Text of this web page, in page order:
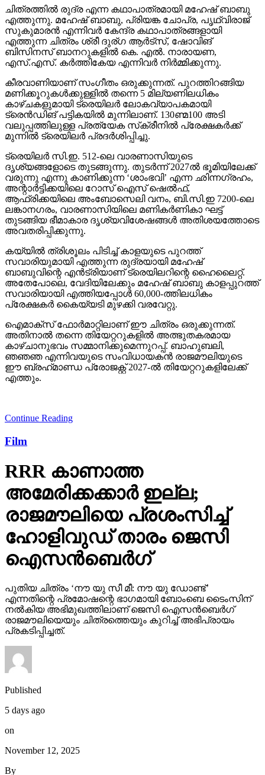
ചിത്രത്തില്‍ രുദ്ര എന്ന കഥാപാത്രമായി മഹേഷ് ബാബു
എത്തുന്നു. മഹേഷ് ബാബു, പ്രിയങ്ക ചോപ്ര, പൃഥ്വിരാജ്
സുകുമാരന്‍ എന്നിവര്‍ കേന്ദ്ര കഥാപാത്രങ്ങളായി
എത്തുന്ന ചിത്രം ശ്രീ ദുര്ഗ ആര്‍ട്‌സ്, ഷോവിങ്
ബിസിനസ് ബാനറുകളില്‍ കെ. എല്‍. നാരായണ,
എസ്.എസ്. കര്‍ത്തികേയ എന്നിവര്‍ നിര്‍മ്മിക്കുന്നു.
കീരവാണിയാണ് സംഗീതം ഒരുക്കുന്നത്. പുറത്തിറങ്ങിയ
മണിക്കൂറുകള്‍ക്കുള്ളില്‍ തന്നെ 5 മില്യണിലധികം
കാഴ്ചകളുമായി ട്രെയിലര്‍ ലോകവ്യാപകമായി
ട്രെന്‍ഡിങ് പട്ടികയില്‍ മുന്നിലാണ്. 130ണ്മ100 അടി
വലുപ്പത്തിലുള്ള പ്രത്യേക സ്‌ക്രീനില്‍ പ്രേക്ഷകര്‍ക്ക്
മുന്നില്‍ ട്രെയിലര്‍ പ്രദര്‍ശിപ്പിച്ചു.
ട്രെയിലര്‍ സി.ഇ. 512-ലെ വാരണാസിയുടെ
ദൃശ്യങ്ങളോടെ തുടങ്ങുന്നു. തുടര്‍ന്ന് 2027ല്‍ ഭൂമിയിലേക്ക്
വരുന്നു എന്നു കാണിക്കുന്ന ‘ശാംഭവി’ എന്ന ഛിന്നഗ്രഹം,
അന്റാര്‍ട്ടിക്കയിലെ റോസ് ഐസ് ഷെല്‍ഫ്,
ആഫ്രിക്കയിലെ അംബോസെലി വനം, ബി.സി.ഇ 7200-ലെ
ലങ്കാനഗരം, വാരണാസിയിലെ മണികര്‍ണികാ ഘട്ട്
തുടങ്ങിയ ഭീമാകാര ദൃശ്യവിശേഷങ്ങള്‍ അതിശയത്തോടെ
അവതരിപ്പിക്കുന്നു.
കയ്യില്‍ ത്രിശൂലം പിടിച്ച് കാളയുടെ പുറത്ത്
സവാരിയുമായി എത്തുന്ന രുദ്രയായി മഹേഷ്
ബാബുവിന്റെ എന്‍ട്രിയാണ് ട്രെയിലറിന്റെ ഹൈലൈറ്റ്.
അതേപോലെ, വേദിയിലേക്കും മഹേഷ് ബാബു കാളപ്പുറത്ത്
സവാരിയായി എത്തിയപ്പോള്‍ 60,000-ത്തിലധികം
പ്രേക്ഷകര്‍ കൈയ്യടി മുഴക്കി വരവേറ്റു.
ഐമാക്‌സ് ഫോര്‍മാറ്റിലാണ് ഈ ചിത്രം ഒരുക്കുന്നത്.
അതിനാല്‍ തന്നെ തിയേറ്ററുകളില്‍ അത്ഭുതകരമായ
കാഴ്ചാനുഭവം സമ്മാനിക്കുമെന്നുറപ്പ്. ബാഹുബലി,
ഞഞഞ എന്നിവയുടെ സംവിധായകന്‍ രാജമൗലിയുടെ
ഈ ബ്രഹ്‌മാണ്ഡ പ്രോജക്റ്റ് 2027-ല്‍ തിയേറ്ററുകളിലേക്ക്
എത്തും.
Continue Reading
Film
RRR കാണാത്ത
അമേരിക്കക്കാര്‍ ഇല്ല;
രാജമൗലിയെ പ്രശംസിച്ച്
ഹോളിവുഡ് താരം ജെസി
ഐസന്‍ബെര്‍ഗ്
പുതിയ ചിത്രം ‘നൗ യു സീ മീ: നൗ യു ഡോണ്ട്’
എന്നതിന്റെ പ്രമോഷന്റെ ഭാഗമായി ബോംബെ ടൈംസിന്
നല്‍കിയ അഭിമുഖത്തിലാണ് ജെസി ഐസന്‍ബെര്‍ഗ്
രാജമൗലിയെയും ചിത്രത്തെയും കുറിച്ച് അഭിപ്രായം
പ്രകടിപ്പിച്ചത്.
Published
5 days ago
on
November 12, 2025
By